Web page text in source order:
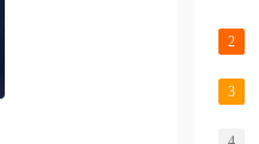
2
3